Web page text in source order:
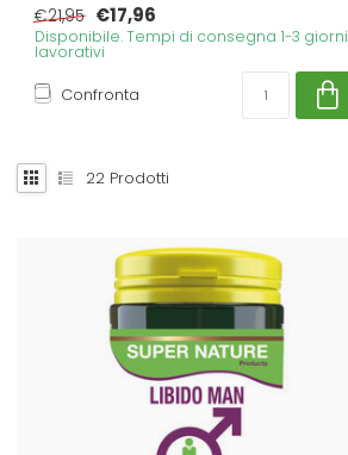
€21,95 €17,96
Disponibile. Tempi di consegna 1-3 giorni
lavorativi
Confronta
22 Prodotti